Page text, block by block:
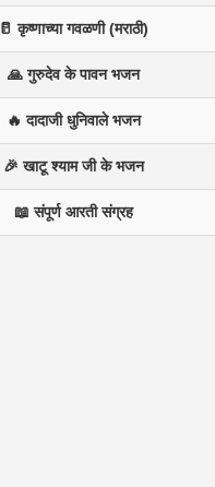
🥛 कृष्णाच्या गवळणी (मराठी)
🙏 गुरुदेव के पावन भजन
🔥 दादाजी धुनिवाले भजन
🎉 खाटू श्याम जी के भजन
📖 संपूर्ण आरती संग्रह